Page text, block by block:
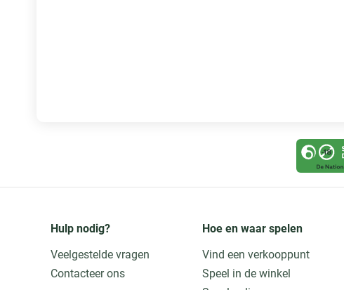
Hulp nodig?
Veelgestelde vragen
Contacteer ons
Hoe en waar spelen
Vind een verkooppunt
Speel in de winkel